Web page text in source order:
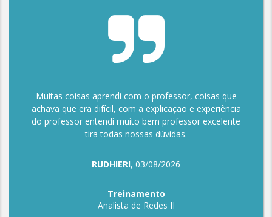
Muitas coisas aprendi com o professor, coisas que
achava que era difícil, com a explicação e experiência
do professor entendi muito bem professor excelente
tira todas nossas dúvidas.
RUDHIERI, 03/08/2026
Treinamento
Analista de Redes II